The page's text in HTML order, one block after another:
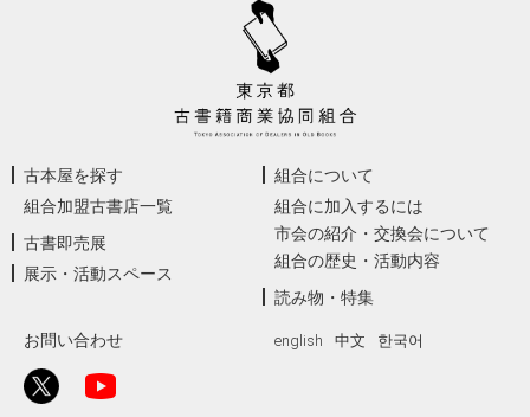
古本屋を探す
組合加盟古書店一覧
古書即売展
展示・活動スペース
組合について
組合に加入するには
市会の紹介・交換会について
組合の歴史・活動内容
読み物・特集
お問い合わせ english 中文 한국어